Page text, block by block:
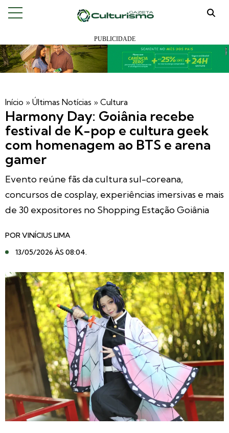
Início » Últimas Notícias » Cultura
Harmony Day: Goiânia recebe
festival de K-pop e cultura geek
com homenagem ao BTS e arena
gamer
Evento reúne fãs da cultura sul-coreana,
concursos de cosplay, experiências imersivas e mais
de 30 expositores no Shopping Estação Goiânia
PORVINÍCIUS LIMA
13/05/2026 ÀS 08:04.